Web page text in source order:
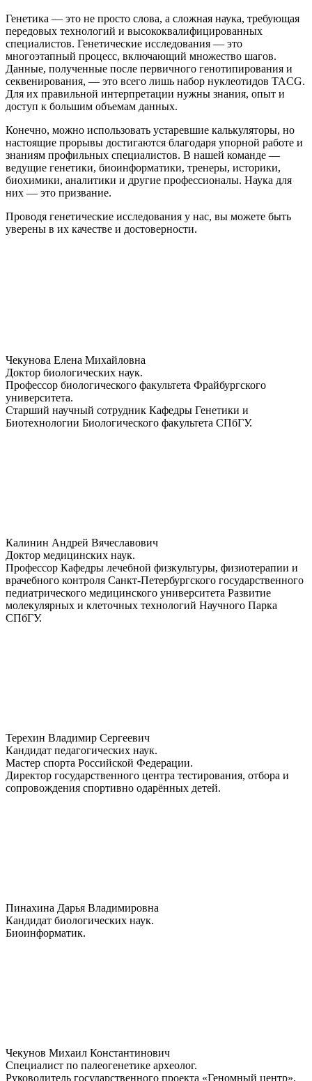
Генетика — это не просто слова, а сложная наука, требующая
передовых технологий и высококвалифицированных
специалистов. Генетические исследования — это
многоэтапный процесс, включающий множество шагов.
Данные, полученные после первичного генотипирования и
секвенирования, — это всего лишь набор нуклеотидов TACG.
Для их правильной интерпретации нужны знания, опыт и
доступ к большим объемам данных.
Конечно, можно использовать устаревшие калькуляторы, но
настоящие прорывы достигаются благодаря упорной работе и
знаниям профильных специалистов. В нашей команде —
ведущие генетики, биоинформатики, тренеры, историки,
биохимики, аналитики и другие профессионалы. Наука для
них — это призвание.
Проводя генетические исследования у нас, вы можете быть
уверены в их качестве и достоверности.
Чекунова Елена Михайловна
Доктор биологических наук.
Профессор биологического факультета Фрайбургского
университета.
Старший научный сотрудник Кафедры Генетики и
Биотехнологии Биологического факультета СПбГУ.
Калинин Андрей Вячеславович
Доктор медицинских наук.
Профессор Кафедры лечебной физкультуры, физиотерапии и
врачебного контроля Санкт-Петербургского государственного
педиатрического медицинского университета Развитие
молекулярных и клеточных технологий Научного Парка
СПбГУ.
Терехин Владимир Сергеевич
Кандидат педагогических наук.
Мастер спорта Российской Федерации.
Директор государственного центра тестирования, отбора и
сопровождения спортивно одарённых детей.
Пинахина Дарья Владимировна
Кандидат биологических наук.
Биоинформатик.
Чекунов Михаил Константинович
Специалист по палеогенетике археолог.
Руководитель государственного проекта «Геномный центр».